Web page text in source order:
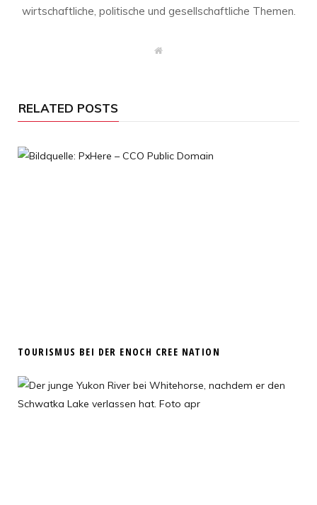
wirtschaftliche, politische und gesellschaftliche Themen.
W
RELATED POSTS
TOURISMUS BEI DER ENOCH CREE NATION